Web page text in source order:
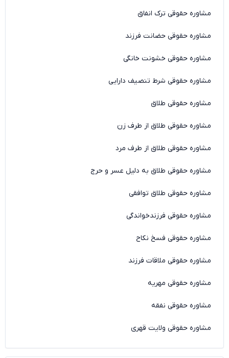
مشاوره حقوقی ترک انفاق
مشاوره حقوقی حضانت فرزند
مشاوره حقوقی خشونت خانگی
مشاوره حقوقی شرط تنصیف دارایی
مشاوره حقوقی طلاق
مشاوره حقوقی طلاق از طرف زن
مشاوره حقوقی طلاق از طرف مرد
مشاوره حقوقی طلاق به دلیل عسر و حرج
مشاوره حقوقی طلاق توافقی
مشاوره حقوقی فرزندخواندگی
مشاوره حقوقی فسخ نکاح
مشاوره حقوقی ملاقات فرزند
مشاوره حقوقی مهریه
مشاوره حقوقی نفقه
مشاوره حقوقی ولایت قهری